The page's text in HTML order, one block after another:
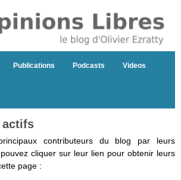
Publications Podcasts Videos
actifs
contributeurs du blog par leurs
cliquer sur leur lien pour obtenir leurs
page :